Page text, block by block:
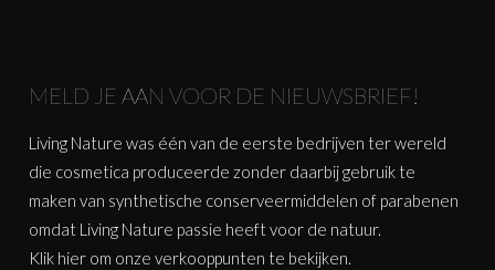
MELD JE AAN VOOR DE NIEUWSBRIEF!
Living Nature was één van de eerste bedrijven ter wereld
die cosmetica produceerde zonder daarbij gebruik te
maken van synthetische conserveermiddelen of parabenen
omdat Living Nature passie heeft voor de natuur.
Klik hier om onze verkooppunten te bekijken.